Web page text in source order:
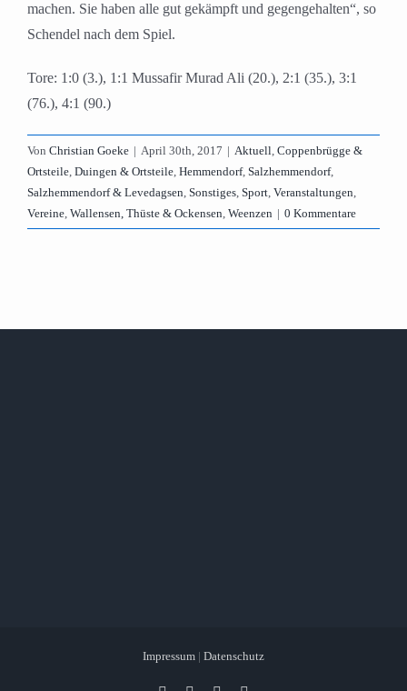
machen. Sie haben alle gut gekämpft und gegengehalten“, so
Schendel nach dem Spiel.
Tore: 1:0 (3.), 1:1 Mussafir Murad Ali (20.), 2:1 (35.), 3:1
(76.), 4:1 (90.)
Von Christian Goeke | April 30th, 2017 | Aktuell, Coppenbrügge &
Ortsteile, Duingen & Ortsteile, Hemmendorf, Salzhemmendorf,
Salzhemmendorf & Levedagsen, Sonstiges, Sport, Veranstaltungen,
Vereine, Wallensen, Thüste & Ockensen, Weenzen | 0 Kommentare
Impressum | Datenschutz